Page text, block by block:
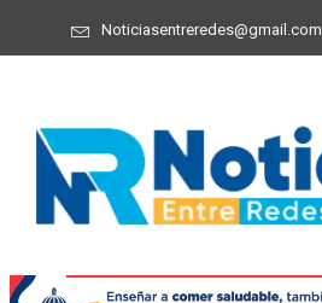
Noticiasentreredes@gmail.com